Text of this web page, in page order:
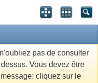
pas de consulter
Vous devez être
cliquez sur le